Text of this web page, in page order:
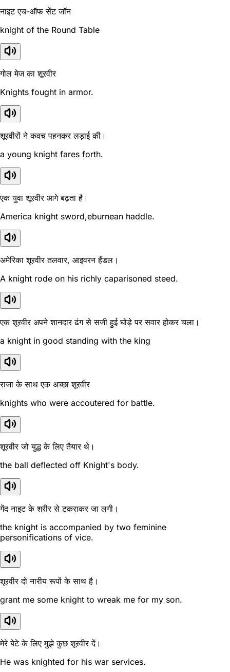
नाइट एच-ऑफ सेंट जॉन
knight of the Round Table
गोल मेज का शूरवीर
Knights fought in armor.
शूरवीरों ने कवच पहनकर लड़ाई की।
a young knight fares forth.
एक युवा शूरवीर आगे बढ़ता है।
America knight sword,eburnean haddle.
अमेरिका शूरवीर तलवार, आइवरन हैंडल।
A knight rode on his richly caparisoned steed.
एक शूरवीर अपने शानदार ढंग से सजी हुई घोड़े पर सवार होकर चला।
a knight in good standing with the king
राजा के साथ एक अच्छा शूरवीर
knights who were accoutered for battle.
शूरवीर जो युद्ध के लिए तैयार थे।
the ball deflected off Knight's body.
गेंद नाइट के शरीर से टकराकर जा लगी।
the knight is accompanied by two feminine
personifications of vice.
शूरवीर दो नारीय रूपों के साथ है।
grant me some knight to wreak me for my son.
मेरे बेटे के लिए मुझे कुछ शूरवीर दें।
He was knighted for his war services.